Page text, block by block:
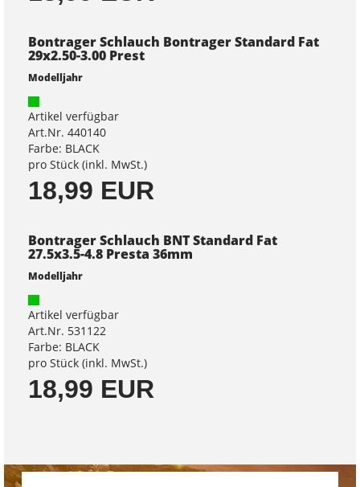
Bontrager Schlauch Bontrager Standard Fat
29x2.50-3.00 Prest
Modelljahr
Artikel verfügbar
Art.Nr. 440140
Farbe: BLACK
pro Stück (inkl. MwSt.)
18,99 EUR
Bontrager Schlauch BNT Standard Fat
27.5x3.5-4.8 Presta 36mm
Modelljahr
Artikel verfügbar
Art.Nr. 531122
Farbe: BLACK
pro Stück (inkl. MwSt.)
18,99 EUR